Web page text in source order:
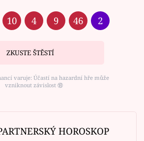
10 4 9 46 2
ZKUSTE ŠTĚSTÍ
varuje: Účastí na hazardní hře může
vzniknout závislost ⑱
HOROSKOP